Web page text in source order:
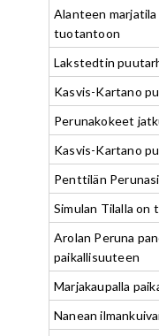
Alanteen
tuotantoon
Lakstedtin
Kasvis-Kartano
Perunakokeet
Kasvis-Kartano
Penttilän
Simulan Tilalla on
Arolan Peruna
paikallisuuteen
Marjakaupalla
Nanean